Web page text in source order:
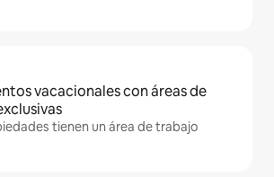
vacacionales con áreas de
tienen un área de trabajo